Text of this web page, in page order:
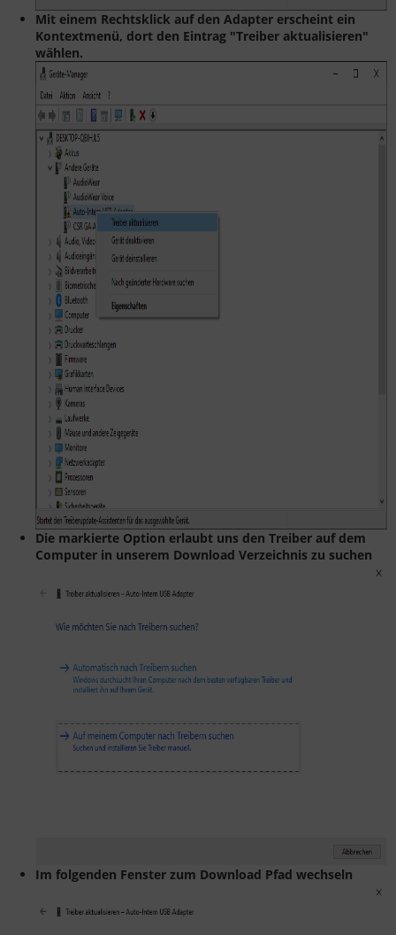
Mit einem Rechtsklick auf den Adapter erscheint ein
Kontextmenü, dort den Eintrag "Treiber aktualisieren"
wählen.
Die markierte Option erlaubt uns den Treiber auf dem
Computer in unserem Download Verzeichnis zu suchen
Im folgenden Fenster zum Download Pfad wechseln